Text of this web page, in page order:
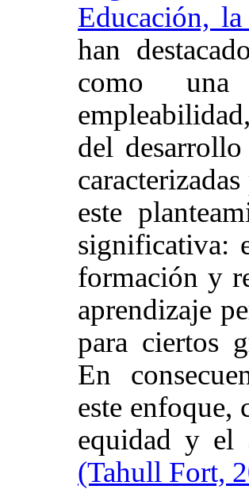
Educación,
han
como una
del
este
significativa:
formación y
aprendizaje
para ciertos
En
este enfoque,
equidad y el
(Tahull Fort,